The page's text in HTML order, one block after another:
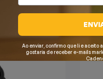
Ao enviar, confirmo que li e aceito a
gostaria de receber e-mails